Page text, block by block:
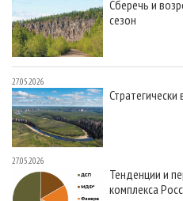
Сберечь и
сезон
27.05.2026
27.05.2026
Тенденции и
комплекса